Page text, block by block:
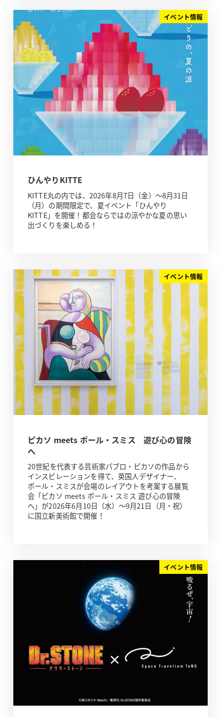
イベント情報
ひんやりKITTE
KITTE丸の内では、2026年8月7日（金）～8月31日
（月）の期間限定で、夏イベント「ひんやり
KITTE」を開催！都会ならではの涼やかな夏の思い
出づくりを楽しめる！
イベント情報
ピカソ meets ポール・スミス 遊び心の冒険
へ
20世紀を代表する芸術家パブロ・ピカソの作品から
インスピレーションを得て、英国人デザイナー、
ポール・スミスが会場のレイアウトを考案する展覧
会「ピカソ meets ポール・スミス 遊び心の冒険
へ」が2026年6月10日（水）～9月21日（月・祝）
に国立新美術館で開催！
イベント情報